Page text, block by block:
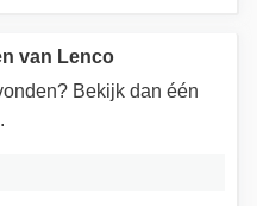
van Lenco
Bekijk dan één